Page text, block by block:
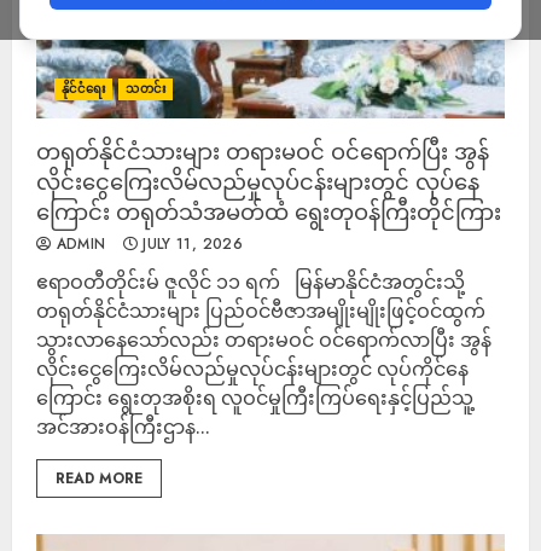
နိုင်ငံရေး သတင်း
တရုတ်နိုင်ငံသားများ တရားမဝင် ဝင်ရောက်ပြီး အွန်
လိုင်းငွေကြေးလိမ်လည်မှုလုပ်ငန်းများတွင် လုပ်နေ
ကြောင်း တရုတ်သံအမတ်ထံ ရွေးတုဝန်ကြီးတိုင်ကြား
ADMIN JULY 11, 2026
ဧရာဝတီတိုင်းမ် ဇူလိုင် ၁၁ ရက် မြန်မာနိုင်ငံအတွင်းသို့
တရုတ်နိုင်ငံသားများ ပြည်ဝင်ဗီဇာအမျိုးမျိုးဖြင့်ဝင်ထွက်
သွားလာနေသော်လည်း တရားမဝင် ဝင်ရောက်လာပြီး အွန်
လိုင်းငွေကြေးလိမ်လည်မှုလုပ်ငန်းများတွင် လုပ်ကိုင်နေ
ကြောင်း ရွေးတုအစိုးရ လူဝင်မှုကြီးကြပ်ရေးနှင့်ပြည်သူ့
အင်အားဝန်ကြီးဌာန...
READ MORE